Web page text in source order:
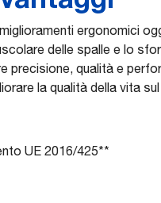
ergonomici
delle spalle e lo
precisione, qualità e
la qualità della vita
UE 2016/425**